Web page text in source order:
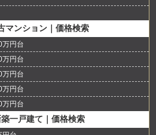
マンション｜価格検索
万円台
万円台
万円台
万円台
万円台
一戸建て｜価格検索